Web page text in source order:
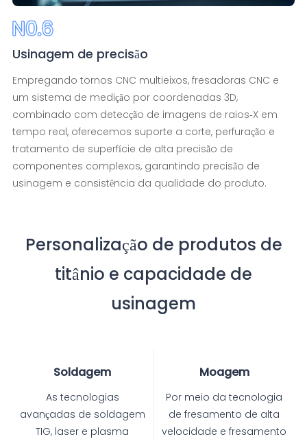
Usinagem de precisão
Empregando tornos CNC multieixos, fresadoras CNC e
um sistema de medição por coordenadas 3D,
combinado com detecção de imagens de raios-X em
tempo real, oferecemos suporte a corte, perfuração e
tratamento de superfície de alta precisão de
componentes complexos, garantindo precisão de
usinagem e consistência da qualidade do produto.
Personalização de produtos de
titânio e capacidade de
usinagem
Soldagem
As tecnologias
avançadas de soldagem
TIG, laser e plasma
Moagem
Por meio da tecnologia
de fresamento de alta
velocidade e fresamento